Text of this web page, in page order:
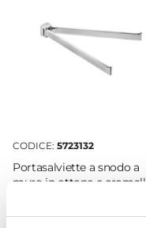
Materiale
Cromall
Profondità
7,7 cm
Gedy
CODICE: 5723132
Portasalviette a snodo a
muro in ottone e cromall